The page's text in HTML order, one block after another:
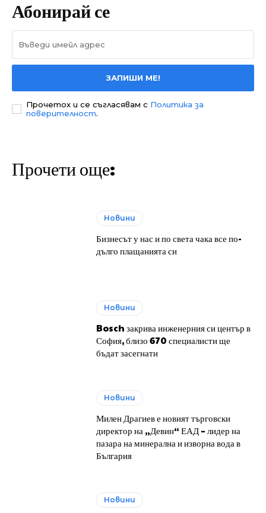
Абонирай се
ЗАПИШИ МЕ!
Прочетох и се съгласявам с Политика за
поверителност.
Прочети още:
Новини
Бизнесът у нас и по света чака все по-
дълго плащанията си
Новини
Bosch закрива инженерния си център в
София, близо 670 специалисти ще
бъдат засегнати
Новини
Милен Драгиев е новият търговски
директор на „Девин“ ЕАД – лидер на
пазара на минерална и изворна вода в
България
Новини